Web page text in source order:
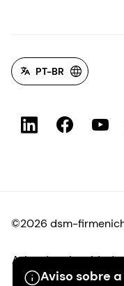
Aviso sobre
PT-BR
©2026 dsm-
Aviso de privacidade